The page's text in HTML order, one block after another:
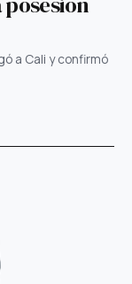
a Cali y confirmó